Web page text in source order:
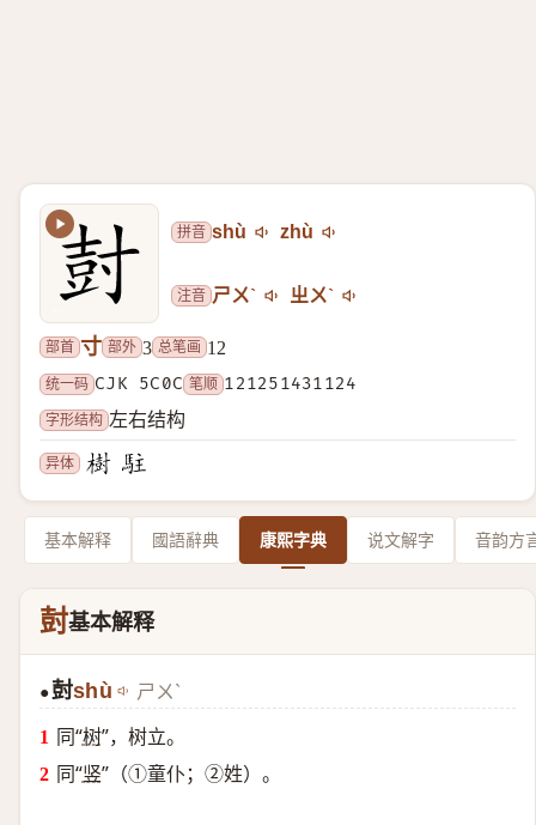
拼音 shù zhù
注音 ㄕㄨˋ ㄓㄨˋ
部首 寸 部外 3 总笔画 12
统一码 CJK 5C0C 笔顺 121251431124
字形结构 左右结构
异体
基本解释 國語辭典 康熙字典 说文解字 音韵方
尌基本解释
●尌shù ㄕㄨˋ
同“树”，树立。
同“竖”（①童仆；②姓）。